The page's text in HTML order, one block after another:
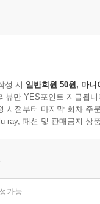
성 시 일반회원 50원, 마니
뷰만 YES포인트 지급됩니
시점부터 마지막 회차 주
ray, 패션 및 판매금지 상
가능